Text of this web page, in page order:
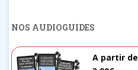
NOS AUDIOGUIDES
A partir de